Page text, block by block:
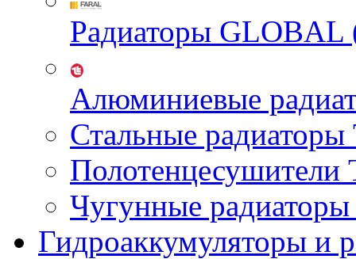
Радиаторы GLOBAL
Алюминиевые
Стальные
Чугунные
Гидроаккумуляторы и